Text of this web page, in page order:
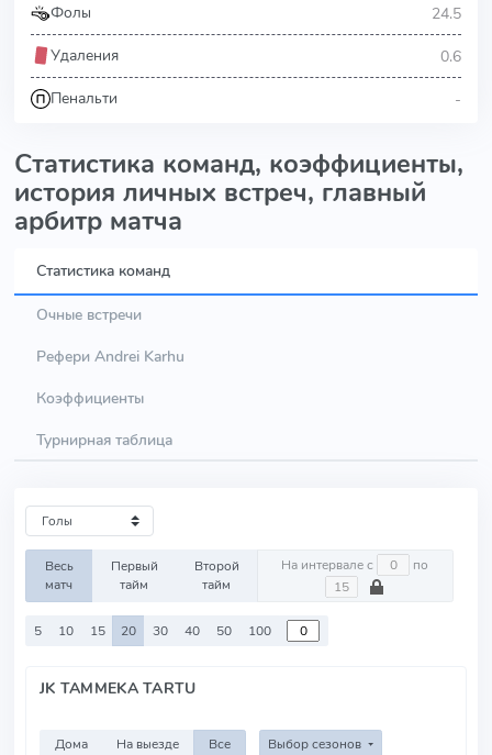
Фолы 24.5
Удаления 0.6
Пенальти -
Статистика команд, коэффициенты,
история личных встреч, главный
арбитр матча
Статистика команд
Очные встречи
Рефери Andrei Karhu
Коэффициенты
Турнирная таблица
Весь
матч
Первый
тайм
Второй
тайм
На интервале с по
5 10 15 20 30 40 50 100
JK TAMMEKA TARTU
Дома На выезде Все Выбор сезонов